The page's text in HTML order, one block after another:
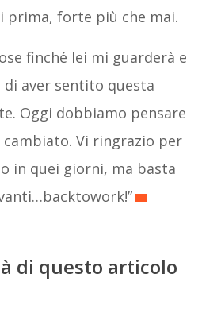
prima, forte più che mai.
finché lei mi guarderà e
di aver sentito questa
Oggi dobbiamo pensare
Vi ringrazio per
in quei giorni, ma basta
di questo articolo